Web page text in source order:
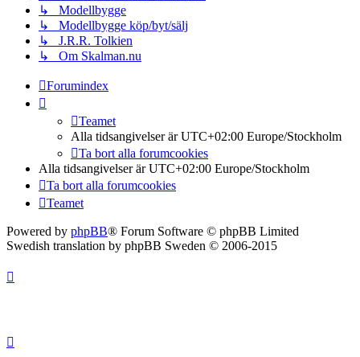
↳ Modellbygge
↳ Modellbygge köp/byt/sälj
↳ J.R.R. Tolkien
↳ Om Skalman.nu
Forumindex
Teamet
Alla tidsangivelser är UTC+02:00 Europe/Stockholm
Ta bort alla forumcookies
Alla tidsangivelser är UTC+02:00 Europe/Stockholm
Ta bort alla forumcookies
Teamet
Powered by phpBB® Forum Software © phpBB Limited
Swedish translation by phpBB Sweden © 2006-2015